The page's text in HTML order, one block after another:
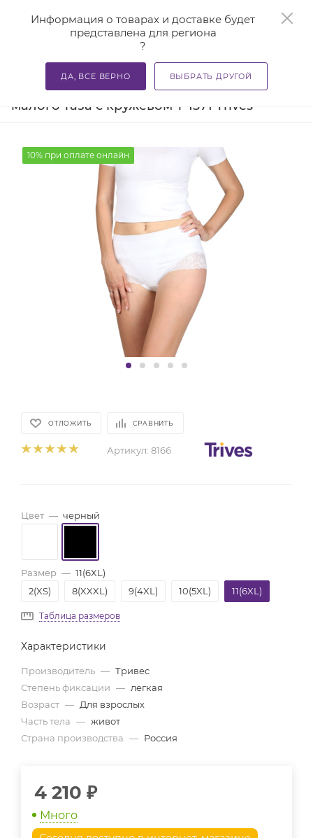
Информация о товарах и доставке будет
представлена для региона
?
ДА, ВСЕ ВЕРНО ВЫБРАТЬ ДРУГОЙ
Главная — Каталог — Бандажи и корсеты — Бандажи
Бандаж при опущении органов
малого таза с кружевом Т-1371 Trives
10% при оплате онлайн
ОТЛОЖИТЬ СРАВНИТЬ
Артикул: 8166
Цвет — черный
Размер — 11(6XL)
2(XS)
8(XXXL) 9(4XL) 10(5XL) 11(6XL)
Таблица размеров
Характеристики
Производитель — Тривес
Степень фиксации — легкая
Возраст — Для взрослых
Часть тела — живот
Страна производства — Россия
4 210 ₽
Много